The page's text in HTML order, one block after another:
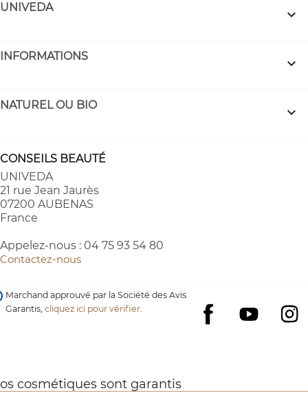
UNIVEDA 
INFORMATIONS 
NATUREL OU BIO 
CONSEILS BEAUTÉ
UNIVEDA
21 rue Jean Jaurès
07200 AUBENAS
France
Appelez-nous : 04 75 93 54 80
Contactez-nous
Facebook
YouTube
Marchand approuvé par la Société des Avis
Garantis,cliquez ici pour vérifier.
cosmétiques sont garantis